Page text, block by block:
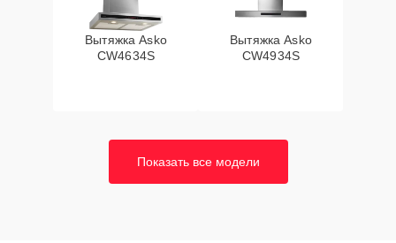
Вытяжка Asko
CW4634S
Вытяжка Asko
CW4934S
Показать все модели